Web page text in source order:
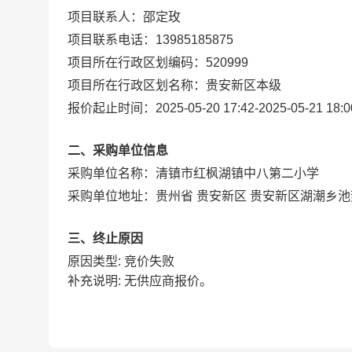
项目联系人： 邵定玫
项目联系电话： 13985185875
项目所在行政区划编码： 520999
项目所在行政区划名称： 贵安新区本级
报价起止时间： 2025-05-20 17:42-2025-05-21
二、采购单位信息
采购单位名称： 清镇市红枫湖镇中八第二小学
采购单位地址： 贵州省 贵安新区 贵安新区湖潮乡
三、终止原因
原因类型: 竞价失败
补充说明: 无供应商报价。